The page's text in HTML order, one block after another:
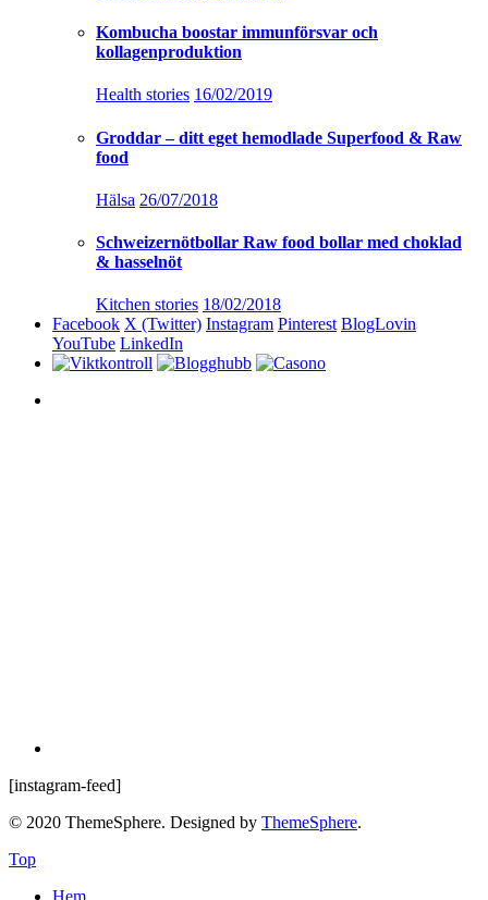
Kombucha boostar immunförsvar och
kollagenproduktion
Health stories 16/02/2019
Groddar – ditt eget hemodlade Superfood & Raw
food
Hälsa 26/07/2018
Schweizernötbollar Raw food bollar med choklad
& hasselnöt
Kitchen stories 18/02/2018
Facebook X (Twitter) Instagram Pinterest BlogLovin
YouTube LinkedIn
[instagram-feed]
© 2020 ThemeSphere. Designed by ThemeSphere.
Top